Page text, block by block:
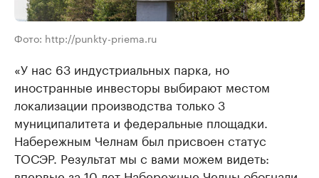
Фото: http://punkty-priema.ru
«У нас 63 индустриальных парка, но
иностранные инвесторы выбирают местом
локализации производства только 3
муниципалитета и федеральные площадки.
Набережным Челнам был присвоен статус
ТОСЭР. Результат мы с вами можем видеть: